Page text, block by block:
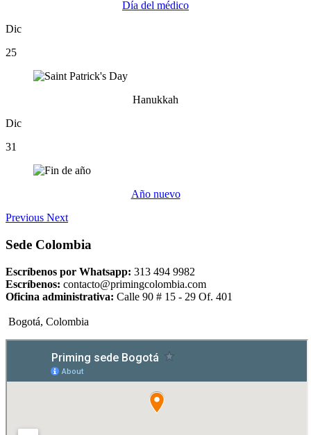
Día del médico
Dic
25
Hanukkah
Dic
31
Año nuevo
Previous Next
Sede Colombia
Escríbenos por Whatsapp: 313 494 9982
Escríbenos: contacto@primingcolombia.com
Oficina administrativa: Calle 90 # 15 - 29 Of. 401
Bogotá, Colombia